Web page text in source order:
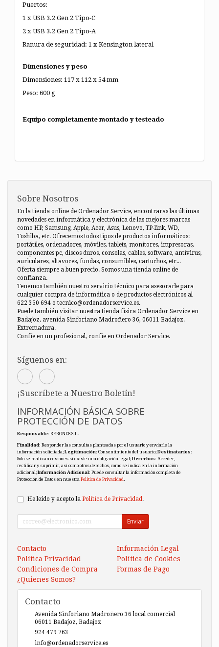
Puertos:
1 x USB 3.2 Gen 2 Tipo-C
2 x USB 3.2 Gen 2 Tipo-A
Ranura de seguridad: 1 x Kensington lateral
Dimensiones y peso
Dimensiones: 117 x 112 x 54 mm
Peso: 600 g
Equipo completamente montado y testeado
Sobre Nosotros
En la tienda online de Ordenador Service, encontraras las últimas
novedades en informática y electrónica de las mejores marcas
como HP, Samsung, Apple, Acer, Asus, Lenovo, TP-link, WD,
Toshiba, etc. Ofrecemos todos tipos de productos informáticos:
portátiles, ordenadores, móviles, tablets, monitores, impresoras,
componentes pc, discos duros, consolas, cables, software, antivirus,
auriculares, altavoces, fundas, consumibles, cartuchos, etc...
Oferta siempre a buen precio. Somos una tienda online de
confianza.
Tenemos también nuestro servicio técnico para asesorarle para
cualquier compra de informática o de productos electrónicos al
622 350 694 o tecnico@ordenadorservice.es.
Puede también visitar nuestra tienda física Ordenador Service en
Badajoz, avenida Sinforiano Madroñero 36, 06011 Badajoz.
Extremadura.
Confíe en un profesional, confie en Ordenador Service.
Síguenos en:
¡Suscríbete a Nuestro Boletín!
INFORMACIÓN BÁSICA SOBRE
PROTECCIÓN DE DATOS
Responsable: REBONDS S.L.
Finalidad: Responder las consultas planteadas por el usuario y enviarle la
información solicitada;Legitimación: Consentimiento del usuario;Destinatarios:
Solo se realizan cesiones si existe una obligación legal;Derechos: Acceder,
rectificar y suprimir, así como otros derechos, como se indica en la información
adicional;Información Adicional: Puede consultar la información completa de
Protección de Datos en nuestra Política de Privacidad.
He leído y acepto la Política de Privacidad .
Enviar
Contacto
Información Legal
Política Privacidad
Política de Cookies
Condiciones de Compra
Formas de Pago
¿Quienes Somos?
Contacto
Avenida Sinforiano Madroñero 36 local comercial
06011 Badajoz, Badajoz
924 479 763
info@ordenadorservice.es